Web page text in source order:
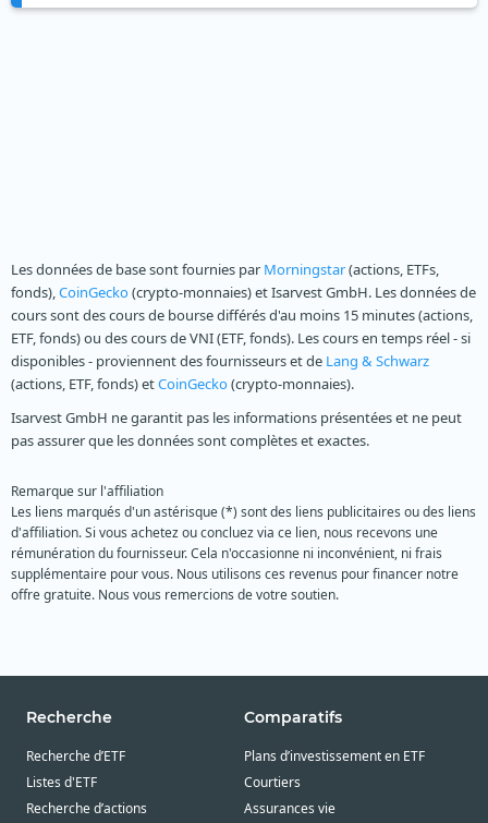
Les données de base sont fournies par Morningstar(actions, ETFs,
fonds),CoinGecko(crypto-monnaies) et Isarvest GmbH. Les données de
cours sont des cours de bourse différés d'au moins 15 minutes (actions,
ETF, fonds) ou des cours de VNI (ETF, fonds). Les cours en temps réel - si
disponibles - proviennent des fournisseurs et de Lang & Schwarz
(actions, ETF, fonds) etCoinGecko(crypto-monnaies).
Isarvest GmbH ne garantit pas les informations présentées et ne peut
pas assurer que les données sont complètes et exactes.
Remarque sur l'affiliation
Les liens marqués d'un astérisque (*) sont des liens publicitaires ou des liens
d'affiliation. Si vous achetez ou concluez via ce lien, nous recevons une
rémunération du fournisseur. Cela n'occasionne ni inconvénient, ni frais
supplémentaire pour vous. Nous utilisons ces revenus pour financer notre
offre gratuite. Nous vous remercions de votre soutien.
Recherche
Recherche d’ETF
Listes d'ETF
Recherche d’actions
Comparatifs
Plans d’investissement en ETF
Courtiers
Assurances vie